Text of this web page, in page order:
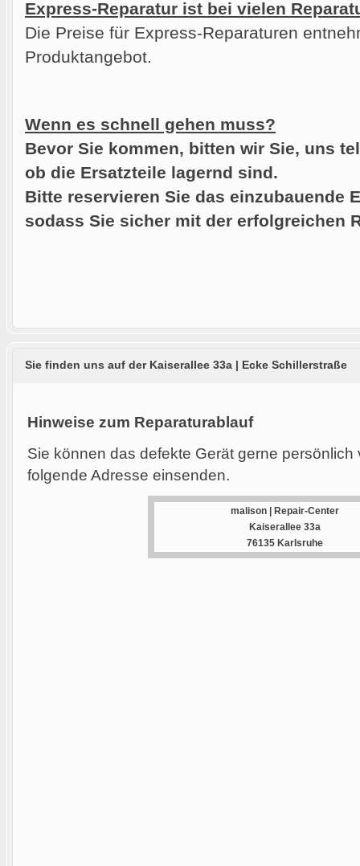
Express-Reparatur ist bei vielen
Die Preise für Express-Reparaturen
Produktangebot.
Wenn es schnell gehen muss?
Bevor Sie kommen, bitten wir Sie, uns
ob die Ersatzteile lagernd sind.
Bitte reservieren Sie das einzubauende
sodass Sie sicher mit der erfolgreichen
Sie finden uns auf der Kaiserallee 33a | Ecke Schillerstraße
Hinweise zum Reparaturablauf
Sie können das defekte Gerät gerne
folgende Adresse einsenden.
malison | Repair-Center
Kaiserallee 33a
76135 Karlsruhe